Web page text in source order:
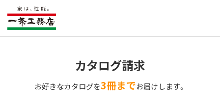
カタログ請求
お好きなカタログを3冊までお届けします。